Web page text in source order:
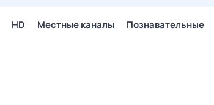
HD Местные каналы Познавательные